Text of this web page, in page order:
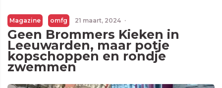
Magazine omfg 21 maart, 2024 ·
Geen Brommers Kieken in
Leeuwarden, maar potje
kopschoppen en rondje
zwemmen